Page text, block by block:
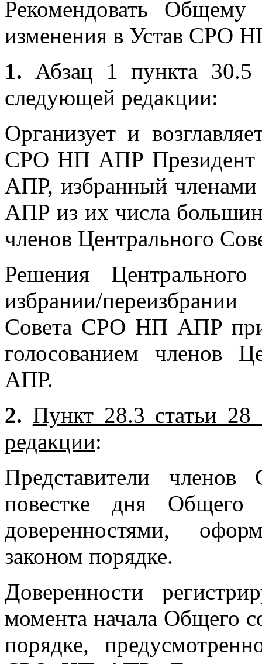
Рекомендовать
изменения в Устав СРО
1. Абзац 1 пункта 30.5
следующей редакции:
Организует и
СРО НП АПР Президент
АПР, избранный
АПР из их числа
членов Центрального
Решения
избрании/
Совета СРО НП АПР
голосованием членов
АПР.
2. Пункт 28.3 статьи
редакции:
Представители
повестке дня Общего
доверенностями,
законом порядке.
Доверенности
момента начала Общего
порядке,